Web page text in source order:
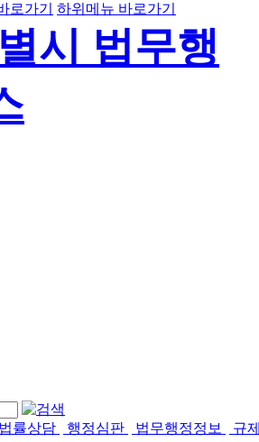
로가기 하위메뉴 바로가기
법률상담 행정심판 법무행정정보 규